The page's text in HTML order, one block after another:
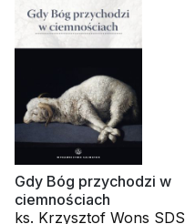
Gdy Bóg przychodzi w
ciemnościach
ks. Krzysztof Wons SDS